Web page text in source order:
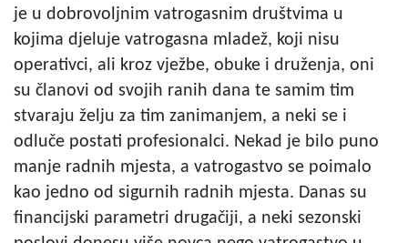
je u dobrovoljnim vatrogasnim društvima u
kojima djeluje vatrogasna mladež, koji nisu
operativci, ali kroz vježbe, obuke i druženja, oni
su članovi od svojih ranih dana te samim tim
stvaraju želju za tim zanimanjem, a neki se i
odluče postati profesionalci. Nekad je bilo puno
manje radnih mjesta, a vatrogastvo se poimalo
kao jedno od sigurnih radnih mjesta. Danas su
financijski parametri drugačiji, a neki sezonski